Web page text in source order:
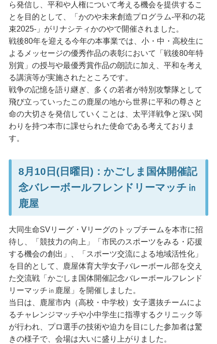
ら発信し、平和や人権について考える機会を提供するこ
とを目的として、「かのや未来創造プログラム-平和の花
束2025-」がリナシティかのやで開催されました。
戦後80年を迎える今年の本事業では、小・中・高校生に
よるメッセージの優秀作品の表彰において「戦後80年特
別賞」の授与や最優秀賞作品の朗読に加え、平和を考え
る講演等が実施されたところです。
戦争の記憶を語り継ぎ、多くの若者が特別攻撃隊として
飛び立っていったこの鹿屋の地から世界に平和の尊さと
命の大切さを発信していくことは、太平洋戦争と深い関
わりを持つ本市に課せられた使命である考えておりま
す。
8月10日(日曜日)：かごしま国体開催記
念バレーボールフレンドリーマッチ㏌
鹿屋
大同生命SVリーグ・Vリーグのトップチームを本市に招
待し、「競技力の向上」「市民のスポーツをみる・応援
する機会の創出」、「スポーツ交流による地域活性化」
を目的として、鹿屋体育大学女子バレーボール部を交え
た交流戦「かごしま国体開催記念バレーボールフレンド
リーマッチ㏌鹿屋」を開催しました。
当日は、鹿屋市内（高校・中学校）女子選抜チームによ
るチャレンジマッチや小中学生に指導するクリニック等
が行われ、プロ選手の技術や迫力を目にした参加者は驚
きの様子で、会場は大いに盛り上がりました。